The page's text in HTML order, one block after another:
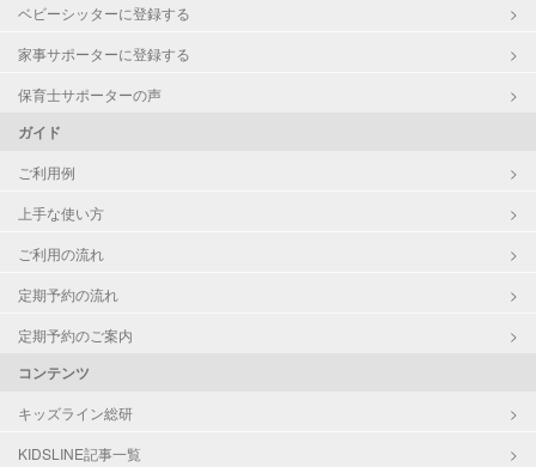
ベビーシッターに登録する
家事サポーターに登録する
保育士サポーターの声
ガイド
ご利用例
上手な使い方
ご利用の流れ
定期予約の流れ
定期予約のご案内
コンテンツ
キッズライン総研
KIDSLINE記事一覧